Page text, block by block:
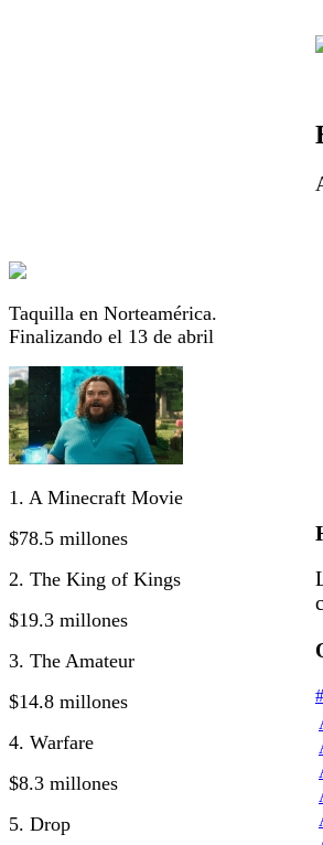
Taquilla en Norteamérica.
Finalizando el 13 de abril
1. A Minecraft Movie
$78.5 millones
2. The King of Kings
$19.3 millones
3. The Amateur
$14.8 millones
4. Warfare
$8.3 millones
5. Drop
#